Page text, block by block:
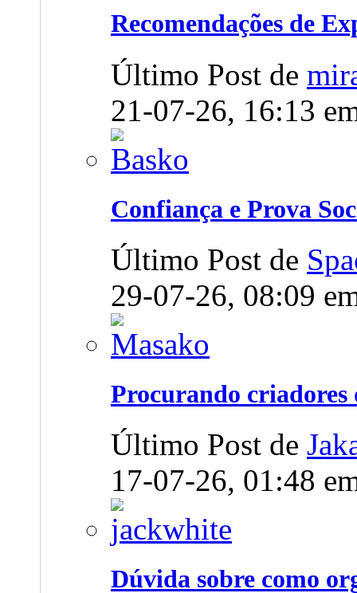
Recomendações de
Último Post de
21-07-26, 16:13
Confiança e Prova
Último Post de
29-07-26, 08:09
Procurando criadores
Último Post de
17-07-26, 01:48
Dúvida sobre como